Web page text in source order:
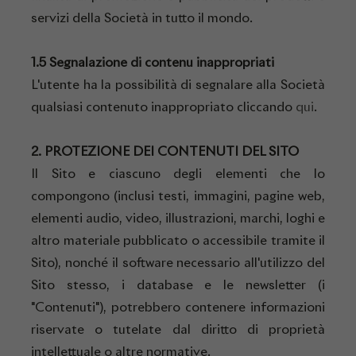
servizi della Società in tutto il mondo.
1.5 Segnalazione di contenu inappropriati
L'utente ha la possibilità di segnalare alla Società
qualsiasi contenuto inappropriato cliccando qui.
2. PROTEZIONE DEI CONTENUTI DEL SITO
Il Sito e ciascuno degli elementi che lo
compongono (inclusi testi, immagini, pagine web,
elementi audio, video, illustrazioni, marchi, loghi e
altro materiale pubblicato o accessibile tramite il
Sito), nonché il software necessario all'utilizzo del
Sito stesso, i database e le newsletter (i
"Contenuti"), potrebbero contenere informazioni
riservate o tutelate dal diritto di proprietà
intellettuale o altre normative.